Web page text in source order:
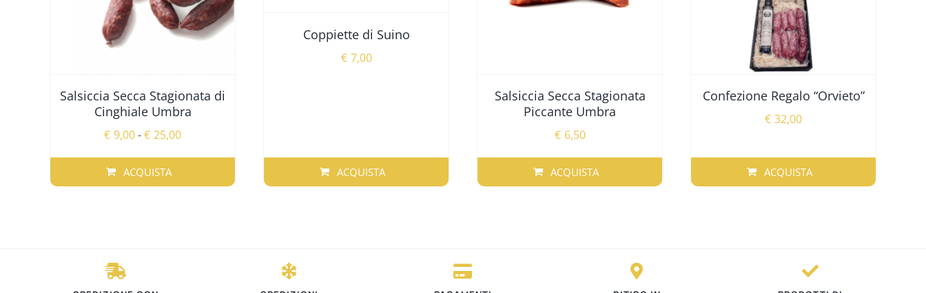
Salsiccia Secca Stagionata di
Cinghiale Umbra
€ 9,00-€ 25,00Fascia
da
ACQUISTA
QUESTO
Coppiette di Suino
€ 7,00
ACQUISTA
Salsiccia Secca Stagionata
Piccante Umbra
€ 6,50
ACQUISTA
QUESTO
Confezione Regalo “Orvieto”
€ 32,00
ACQUISTA